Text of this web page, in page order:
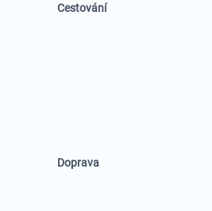
Cestování
Doprava